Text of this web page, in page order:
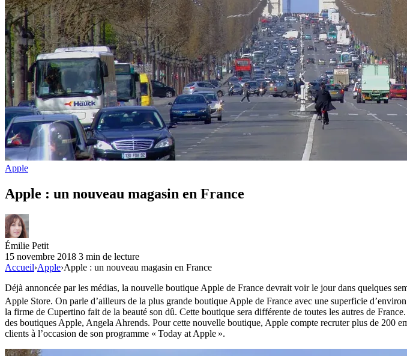
Apple
Apple : un nouveau magasin en France
Émilie Petit
15 novembre 2018 3 min de lecture
Accueil›Apple›Apple : un nouveau magasin en France
Déjà annoncée par les médias, la nouvelle boutique Apple de France devrait voir le jour dans quelques
Apple Store. On parle d’ailleurs de la plus grande boutique Apple de France avec une superficie
la firme de Cupertino fait de la beauté son dû. Cette boutique sera différente de toutes les autres de
des boutiques Apple, Angela Ahrends. Pour cette nouvelle boutique, Apple compte recruter plus de 200
clients à l’occasion de son programme « Today at Apple ».